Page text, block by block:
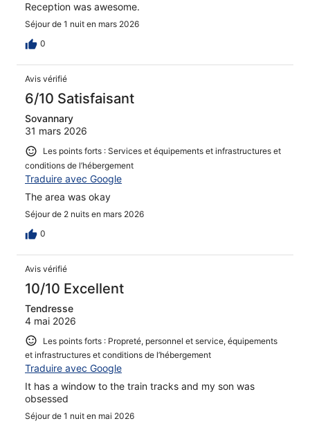
Reception was awesome.
Séjour de 1 nuit en mars 2026
0
Avis vérifié
6/10 Satisfaisant
Sovannary
31 mars 2026
Les points forts : Services et équipements et infrastructures et
conditions de l’hébergement
Traduire avec Google
The area was okay
Séjour de 2 nuits en mars 2026
0
Avis vérifié
10/10 Excellent
Tendresse
4 mai 2026
Les points forts : Propreté, personnel et service, équipements
et infrastructures et conditions de l’hébergement
Traduire avec Google
It has a window to the train tracks and my son was
obsessed
Séjour de 1 nuit en mai 2026